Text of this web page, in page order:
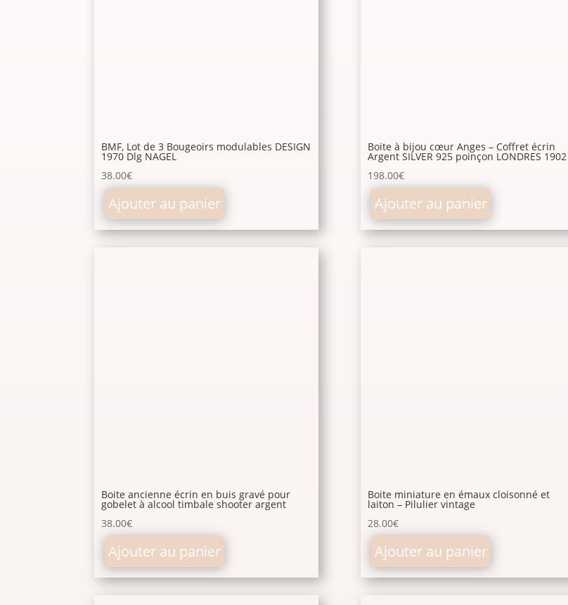
BMF, Lot de 3 Bougeoirs modulables DESIGN
1970 Dlg NAGEL
38.00€
Ajouter au panier
Boite à bijou cœur Anges – Coffret écrin
Argent SILVER 925 poinçon LONDRES 1902
198.00€
Ajouter au panier
Boite ancienne écrin en buis gravé pour
gobelet à alcool timbale shooter argent
38.00€
Ajouter au panier
Boite miniature en émaux cloisonné et
laiton – Pilulier vintage
28.00€
Ajouter au panier